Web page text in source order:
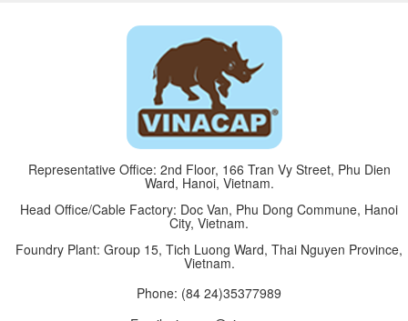
Representative Office: 2nd Floor, 166 Tran Vy Street, Phu Dien
Ward, Hanoi, Vietnam.
Head Office/Cable Factory: Doc Van, Phu Dong Commune, Hanoi
City, Vietnam.
Foundry Plant: Group 15, Tich Luong Ward, Thai Nguyen Province,
Vietnam.
Phone: (84 24)35377989